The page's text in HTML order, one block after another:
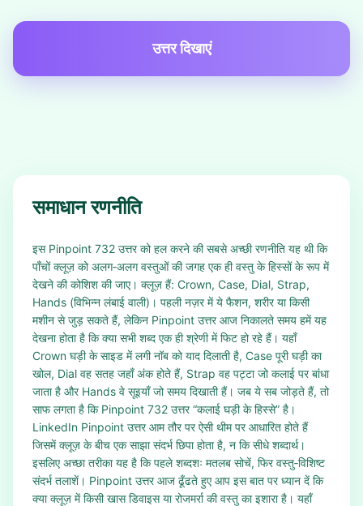
उत्तर दिखाएं
समाधान रणनीति
इस Pinpoint 732 उत्तर को हल करने की सबसे अच्छी रणनीति यह थी कि
पाँचों क्लूज़ को अलग‑अलग वस्तुओं की जगह एक ही वस्तु के हिस्सों के रूप में
देखने की कोशिश की जाए। क्लूज़ हैं: Crown, Case, Dial, Strap,
Hands (विभिन्न लंबाई वाली)। पहली नज़र में ये फैशन, शरीर या किसी
मशीन से जुड़ सकते हैं, लेकिन Pinpoint उत्तर आज निकालते समय हमें यह
देखना होता है कि क्या सभी शब्द एक ही श्रेणी में फिट हो रहे हैं। यहाँ
Crown घड़ी के साइड में लगी नॉब को याद दिलाती है, Case पूरी घड़ी का
खोल, Dial वह सतह जहाँ अंक होते हैं, Strap वह पट्टा जो कलाई पर बांधा
जाता है और Hands वे सूइयाँ जो समय दिखाती हैं। जब ये सब जोड़ते हैं, तो
साफ लगता है कि Pinpoint 732 उत्तर “कलाई घड़ी के हिस्से” है।
LinkedIn Pinpoint उत्तर आम तौर पर ऐसी थीम पर आधारित होते हैं
जिसमें क्लूज़ के बीच एक साझा संदर्भ छिपा होता है, न कि सीधे शब्दार्थ।
इसलिए अच्छा तरीका यह है कि पहले शब्दशः मतलब सोचें, फिर वस्तु‑विशिष्ट
संदर्भ तलाशें। Pinpoint उत्तर आज ढूँढते हुए आप इस बात पर ध्यान दें कि
क्या क्लूज़ में किसी खास डिवाइस या रोजमर्रा की वस्तु का इशारा है। यहाँ